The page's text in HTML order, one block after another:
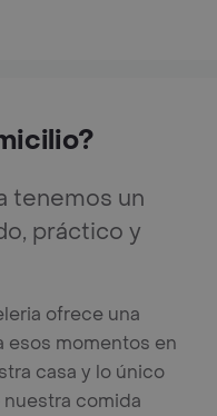
tenemos un
práctico y
ofrece una
esos momentos en
casa y lo único
comida